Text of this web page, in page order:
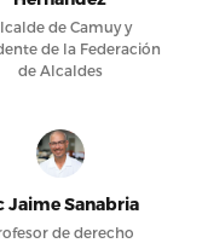
de Camuy y
de la Federación
de Alcaldes
Jaime Sanabria
de derecho